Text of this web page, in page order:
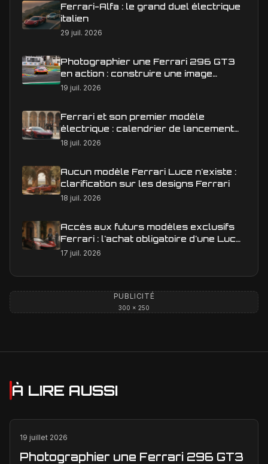
Ferrari-Alfa : le grand duel électrique
italien
29 juil. 2026
Photographier une Ferrari 296 GT3
en action : construire une image
éditoriale qui raconte la course
19 juil. 2026
Ferrari et son premier modèle
électrique : calendrier de lancement
en Europe
18 juil. 2026
Aucun modèle Ferrari Luce n'existe :
clarification sur les designs Ferrari
18 juil. 2026
Accès aux futurs modèles exclusifs
Ferrari : l'achat obligatoire d'une Luce
est-il une réalité ?
17 juil. 2026
PUBLICITÉ
300 × 250
À LIRE AUSSI
19 juillet 2026
Photographier une Ferrari 296 GT3